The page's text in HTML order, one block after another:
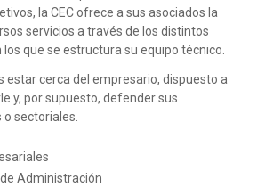
la CEC ofrece a sus asociados la
servicios a través de los distintos
que se estructura su equipo técnico.
estar cerca del empresario, dispuesto a
y, por supuesto, defender sus
sectoriales.
Administración